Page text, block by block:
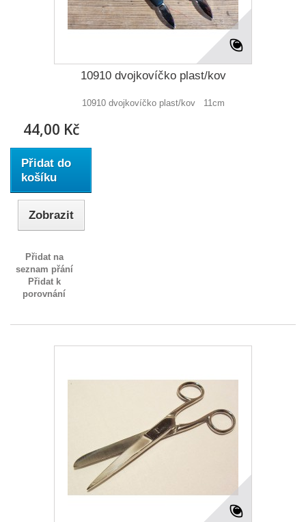
10910 dvojkovíčko plast/kov
10910 dvojkovíčko plast/kov 11cm
44,00 Kč
Přidat do
košíku
Zobrazit
Přidat na
seznam přání
Přidat k
porovnání